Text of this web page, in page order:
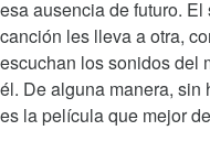
esa ausencia de futuro.
canción les lleva a otra,
escuchan los sonidos del
él. De alguna manera,
es la película que mejor